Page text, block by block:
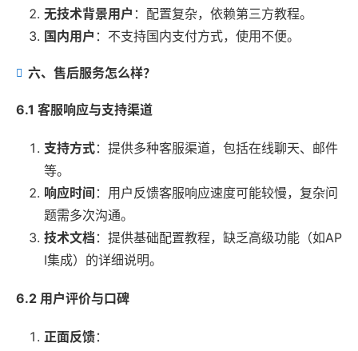
无技术背景用户 ：配置复杂，依赖第三方教程。
国内用户 ：不支持国内支付方式，使用不便。
六、售后服务怎么样？
6.1 客服响应与支持渠道
支持方式：提供多种客服渠道，包括在线聊天、邮件
等。
响应时间 ：用户反馈客服响应速度可能较慢，复杂问
题需多次沟通。
技术文档 ：提供基础配置教程，缺乏高级功能（如AP
I集成）的详细说明。
6.2 用户评价与口碑
正面反馈：